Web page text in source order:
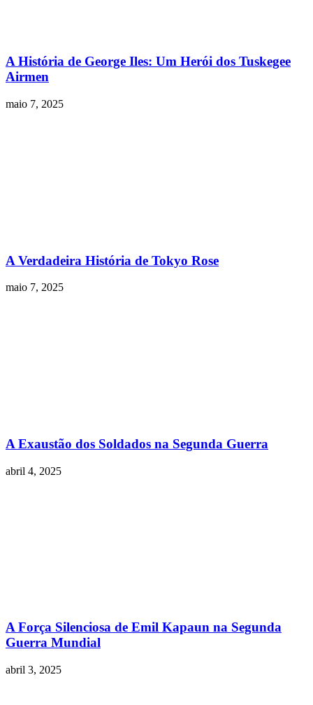
A História de George Iles: Um Herói dos Tuskegee
Airmen
maio 7, 2025
A Verdadeira História de Tokyo Rose
maio 7, 2025
A Exaustão dos Soldados na Segunda Guerra
abril 4, 2025
A Força Silenciosa de Emil Kapaun na Segunda
Guerra Mundial
abril 3, 2025